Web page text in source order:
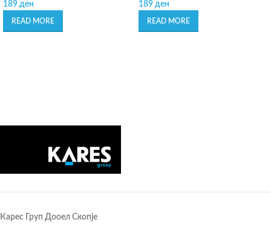
189 ден
READ MORE
189 ден
READ MORE
Карес Груп Дооел Скопје